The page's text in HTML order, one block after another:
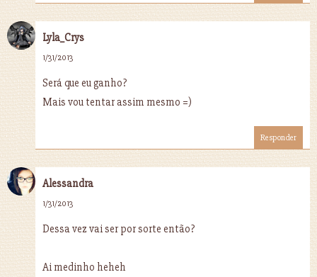
Lyla_Crys
1/31/2013
Será que eu ganho?
Mais vou tentar assim mesmo =)
Responder
Alessandra
1/31/2013
Dessa vez vai ser por sorte então?
Ai medinho heheh